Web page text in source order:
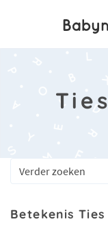
Ties
Betekenis Ties